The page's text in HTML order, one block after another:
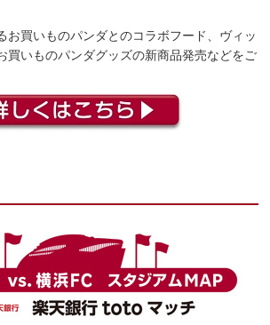
お買いものパンダとのコラボフード、ヴィッ
買いものパンダグッズの新商品発売などをご